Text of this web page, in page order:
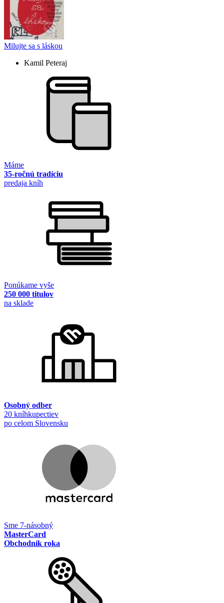
Milujte sa s láskou
Kamil Peteraj
Máme
35-ročnú tradíciu
predaja kníh
Ponúkame vyše
250 000 titulov
na sklade
Osobný odber
20 kníhkupectiev
po celom Slovensku
Sme 7-násobný
MasterCard
Obchodník roka